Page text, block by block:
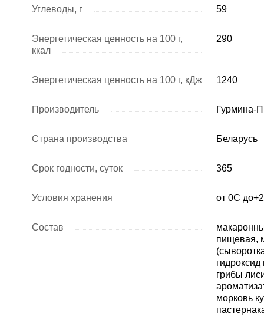
Углеводы, г 59
Энергетическая ценность на 100 г,
ккал
290
Энергетическая ценность на 100 г, кДж 1240
Производитель Гурмина-
Страна производства Беларусь
Срок годности, суток 365
Условия хранения от 0С
Состав
пищевая,
грибы
морковь